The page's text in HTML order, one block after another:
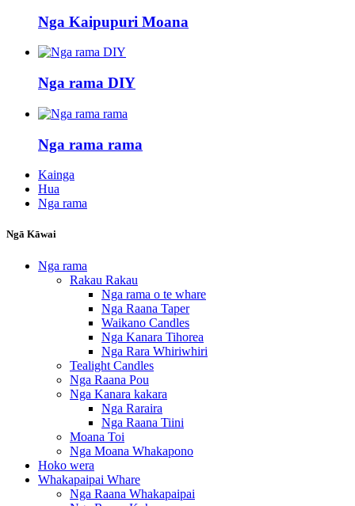
Nga Kaipupuri Moana
Nga rama DIY
Nga rama rama
Kainga
Hua
Nga rama
Ngā Kāwai
Nga rama
Rakau Rakau
Nga rama o te whare
Nga Raana Taper
Waikano Candles
Nga Kanara Tihorea
Nga Rara Whiriwhiri
Tealight Candles
Nga Raana Pou
Nga Kanara kakara
Nga Raraira
Nga Raana Tiini
Moana Toi
Nga Moana Whakapono
Hoko wera
Whakapaipai Whare
Nga Raana Whakapaipai